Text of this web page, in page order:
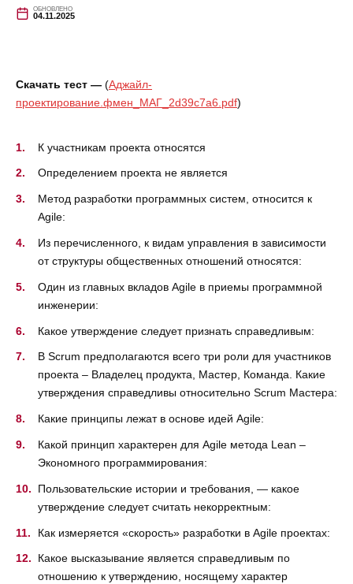
ОБНОВЛЕНО
04.11.2025
Скачать тест — (Аджайл-
проектирование.фмен_МАГ_2d39c7a6.pdf)
К участникам проекта относятся
Определением проекта не является
Метод разработки программных систем, относится к
Agile:
Из перечисленного, к видам управления в зависимости
от структуры общественных отношений относятся:
Один из главных вкладов Agile в приемы программной
инженерии:
Какое утверждение следует признать справедливым:
В Scrum предполагаются всего три роли для участников
проекта – Владелец продукта, Мастер, Команда. Какие
утверждения справедливы относительно Scrum Мастера:
Какие принципы лежат в основе идей Agile:
Какой принцип характерен для Agile метода Lean –
Экономного программирования:
Пользовательские истории и требования, — какое
утверждение следует считать некорректным:
Как измеряется «скорость» разработки в Agile проектах:
Какое высказывание является справедливым по
отношению к утверждению, носящему характер